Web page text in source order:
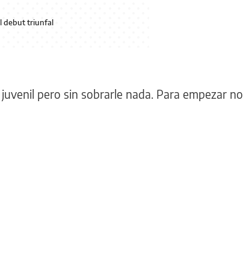
debut triunfal
pero sin sobrarle nada. Para empezar no